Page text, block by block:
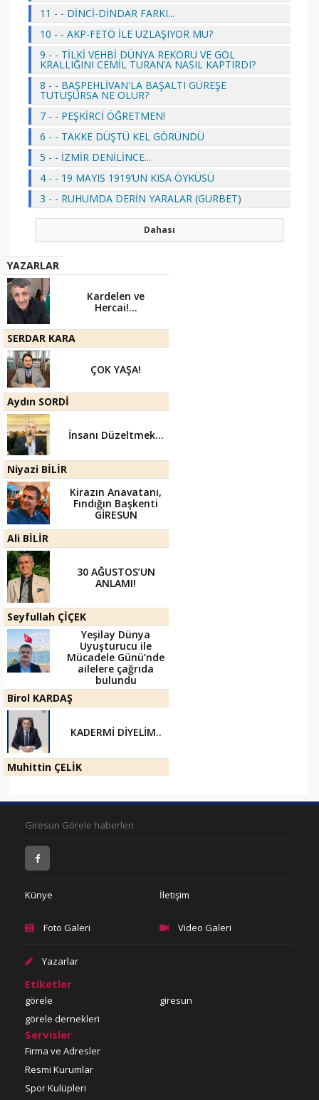
11 - - DİNCİ-DİNDAR FARKI...
10 - - AKP-FETÖ İLE UZLAŞIYOR MU?
9 - - TİLKİ VEHBİ DÜNYA REKORU VE GOL
KRALLIĞINI CEMİL TURAN’A NASIL KAPTIRDI?
8 - - BAŞPEHLİVAN'LA BAŞALTI GÜREŞE
TUTUŞURSA NE OLUR?
7 - - PEŞKİRCİ ÖĞRETMEN!
6 - - TAKKE DÜŞTÜ KEL GÖRÜNDÜ
5 - - İZMİR DENİLİNCE...
4 - - 19 MAYIS 1919’UN KISA ÖYKÜSÜ
3 - - RUHUMDA DERİN YARALAR (GURBET)
Dahası
YAZARLAR
Kardelen ve
Hercai!...
SERDAR KARA
ÇOK YAŞA!
Aydın SORDİ
İnsanı Düzeltmek...
Niyazi BİLİR
Kirazın Anavatanı,
Fındığın Başkenti
GİRESUN
Ali BİLİR
30 AĞUSTOS’UN
ANLAMI!
Seyfullah ÇİÇEK
Yeşilay Dünya
Uyuşturucu ile
Mücadele Günü’nde
ailelere çağrıda
bulundu
Birol KARDAŞ
KADERMİ DİYELİM..
Muhittin ÇELİK
Giresun Görele haberleri
Künye İletişim
Foto Galeri Video Galeri
Yazarlar
Etiketler
görele
giresun
görele dernekleri
Servisler
Firma ve Adresler
Resmi Kurumlar
Spor Kulüpleri